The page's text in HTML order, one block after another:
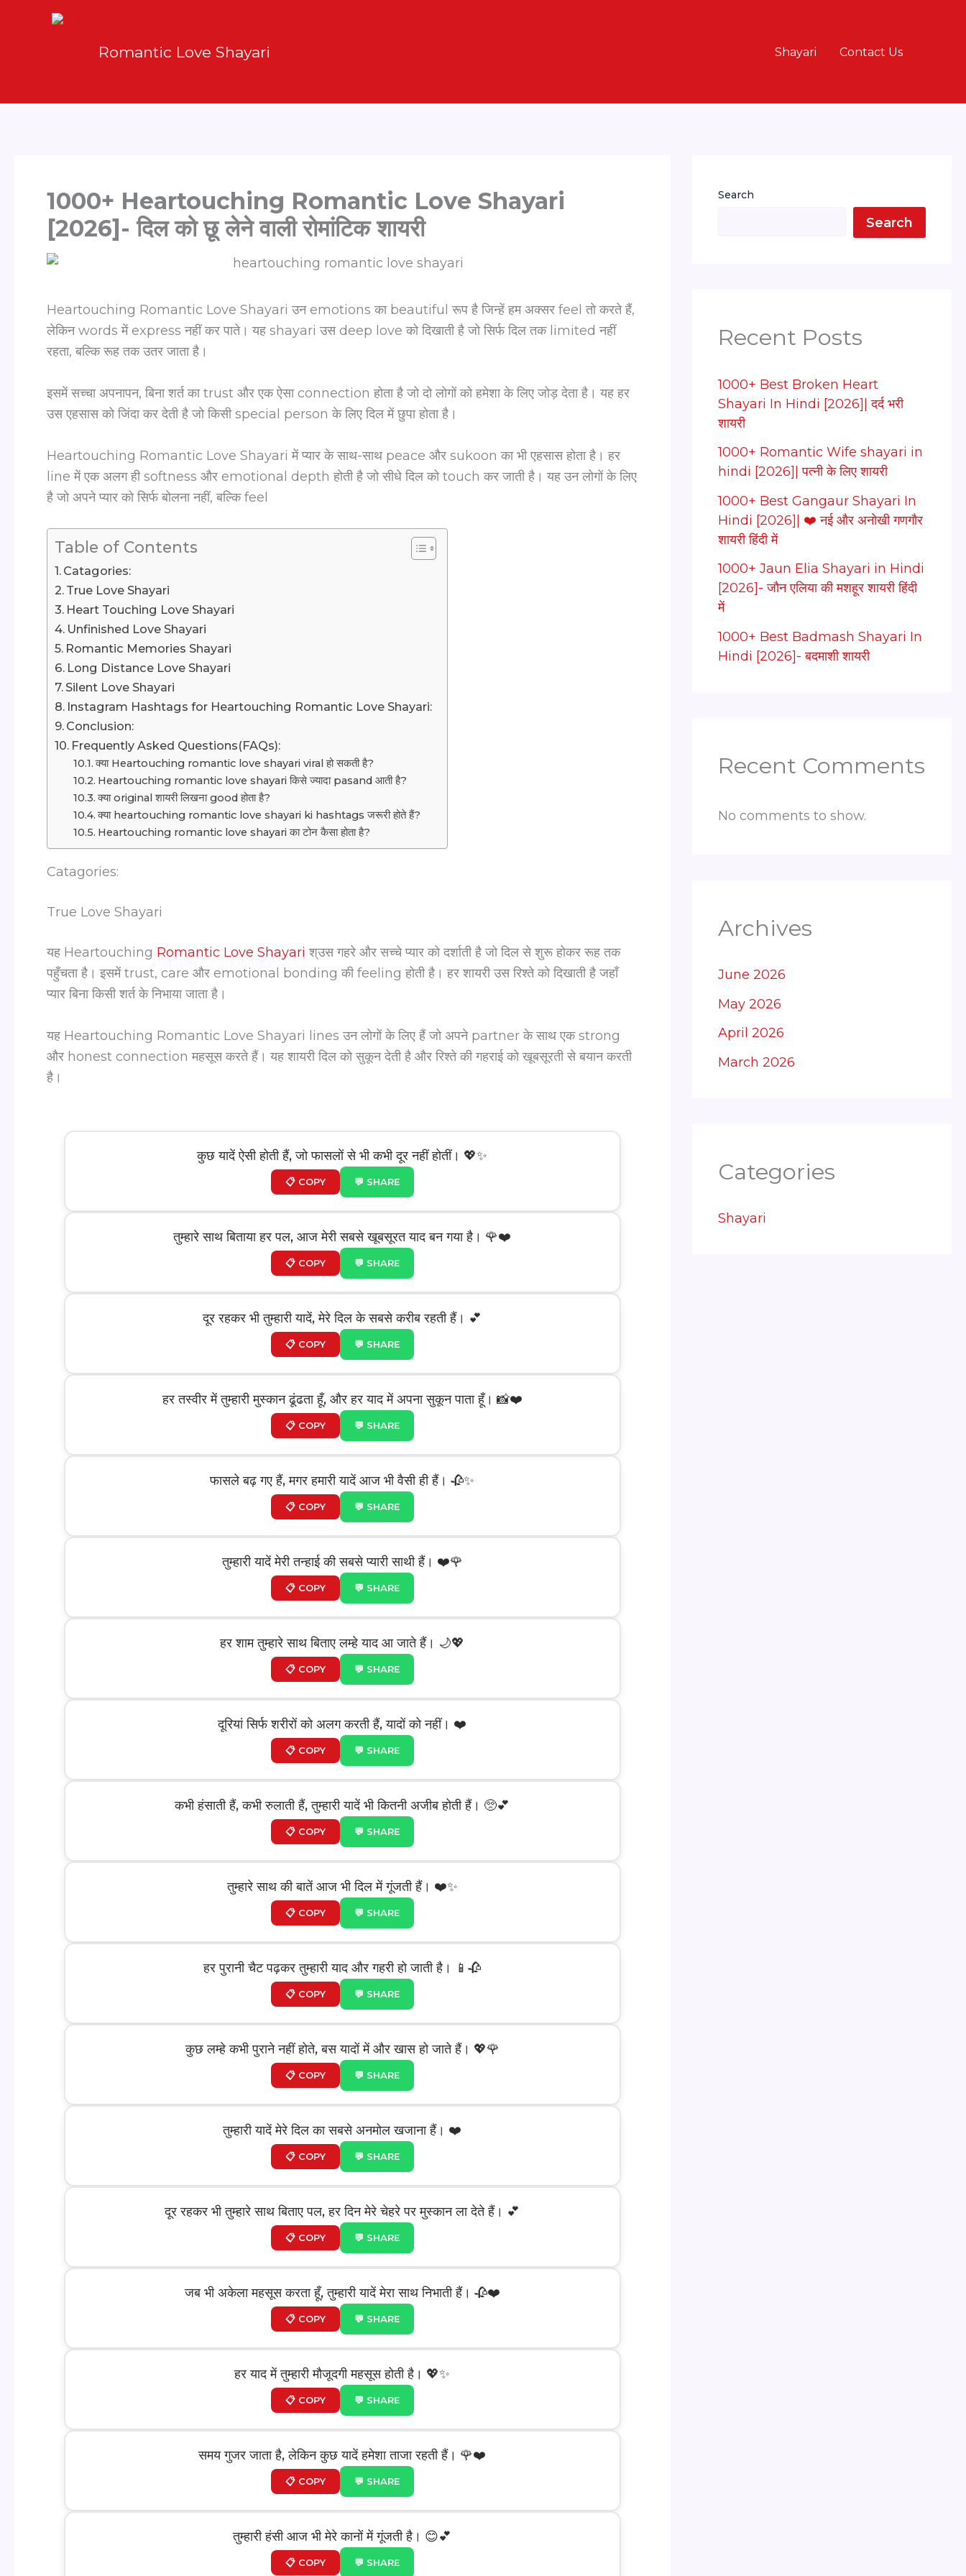
Romantic Love Shayari Shayari Contact Us
1000+ Heartouching Romantic Love Shayari
[2026]- दिल को छू लेने वाली रोमांटिक शायरी
Heartouching Romantic Love Shayari उन emotions का beautiful रूप है जिन्हें हम अक्सर feel तो करते हैं,
लेकिन words में express नहीं कर पाते। यह shayari उस deep love को दिखाती है जो सिर्फ दिल तक limited नहीं
रहता, बल्कि रूह तक उतर जाता है।
इसमें सच्चा अपनापन, बिना शर्त का trust और एक ऐसा connection होता है जो दो लोगों को हमेशा के लिए जोड़ देता है। यह हर
उस एहसास को जिंदा कर देती है जो किसी special person के लिए दिल में छुपा होता है।
Heartouching Romantic Love Shayari में प्यार के साथ-साथ peace और sukoon का भी एहसास होता है। हर
line में एक अलग ही softness और emotional depth होती है जो सीधे दिल को touch कर जाती है। यह उन लोगों के लिए
है जो अपने प्यार को सिर्फ बोलना नहीं, बल्कि feel
Table of Contents
Catagories:
True Love Shayari
Heart Touching Love Shayari
Unfinished Love Shayari
Romantic Memories Shayari
Long Distance Love Shayari
Silent Love Shayari
Instagram Hashtags for Heartouching Romantic Love Shayari:
Conclusion:
Frequently Asked Questions(FAQs):
क्या Heartouching romantic love shayari viral हो सकती है?
Heartouching romantic love shayari किसे ज्यादा pasand आती है?
क्या original शायरी लिखना good होता है?
क्या heartouching romantic love shayari ki hashtags जरूरी होते हैं?
Heartouching romantic love shayari का टोन कैसा होता है?
Catagories:
True Love Shayari
यह Heartouching Romantic Love Shayari श्उस गहरे और सच्चे प्यार को दर्शाती है जो दिल से शुरू होकर रूह तक
पहुँचता है। इसमें trust, care और emotional bonding की feeling होती है। हर शायरी उस रिश्ते को दिखाती है जहाँ
प्यार बिना किसी शर्त के निभाया जाता है।
यह Heartouching Romantic Love Shayari lines उन लोगों के लिए हैं जो अपने partner के साथ एक strong
और honest connection महसूस करते हैं। यह शायरी दिल को सुकून देती है और रिश्ते की गहराई को खूबसूरती से बयान करती
है।
कुछ यादें ऐसी होती हैं, जो फासलों से भी कभी दूर नहीं होतीं। 💖✨
📋 COPY 💬 SHARE
तुम्हारे साथ बिताया हर पल, आज मेरी सबसे खूबसूरत याद बन गया है। 🌹❤️
📋 COPY 💬 SHARE
दूर रहकर भी तुम्हारी यादें, मेरे दिल के सबसे करीब रहती हैं। 💕
📋 COPY 💬 SHARE
हर तस्वीर में तुम्हारी मुस्कान ढूंढता हूँ, और हर याद में अपना सुकून पाता हूँ। 📸❤️
📋 COPY 💬 SHARE
फासले बढ़ गए हैं, मगर हमारी यादें आज भी वैसी ही हैं। 🥀✨
📋 COPY 💬 SHARE
तुम्हारी यादें मेरी तन्हाई की सबसे प्यारी साथी हैं। ❤️🌹
📋 COPY 💬 SHARE
हर शाम तुम्हारे साथ बिताए लम्हे याद आ जाते हैं। 🌙💖
📋 COPY 💬 SHARE
दूरियां सिर्फ शरीरों को अलग करती हैं, यादों को नहीं। ❤️
📋 COPY 💬 SHARE
कभी हंसाती हैं, कभी रुलाती हैं, तुम्हारी यादें भी कितनी अजीब होती हैं। 🥺💕
📋 COPY 💬 SHARE
तुम्हारे साथ की बातें आज भी दिल में गूंजती हैं। ❤️✨
📋 COPY 💬 SHARE
हर पुरानी चैट पढ़कर तुम्हारी याद और गहरी हो जाती है। 📱🥀
📋 COPY 💬 SHARE
कुछ लम्हे कभी पुराने नहीं होते, बस यादों में और खास हो जाते हैं। 💖🌹
📋 COPY 💬 SHARE
तुम्हारी यादें मेरे दिल का सबसे अनमोल खजाना हैं। ❤️
📋 COPY 💬 SHARE
दूर रहकर भी तुम्हारे साथ बिताए पल, हर दिन मेरे चेहरे पर मुस्कान ला देते हैं। 💕
📋 COPY 💬 SHARE
जब भी अकेला महसूस करता हूँ, तुम्हारी यादें मेरा साथ निभाती हैं। 🥀❤️
📋 COPY 💬 SHARE
हर याद में तुम्हारी मौजूदगी महसूस होती है। 💖✨
📋 COPY 💬 SHARE
समय गुजर जाता है, लेकिन कुछ यादें हमेशा ताजा रहती हैं। 🌹❤️
📋 COPY 💬 SHARE
तुम्हारी हंसी आज भी मेरे कानों में गूंजती है। 😊💕
📋 COPY 💬 SHARE
Search
Search
Recent Posts
1000+ Best Broken Heart
Shayari In Hindi [2026]| दर्द भरी
शायरी
1000+ Romantic Wife shayari in
hindi [2026]| पत्नी के लिए शायरी
1000+ Best Gangaur Shayari In
Hindi [2026]| ❤️ नई और अनोखी गणगौर
शायरी हिंदी में
1000+ Jaun Elia Shayari in Hindi
[2026]- जौन एलिया की मशहूर शायरी हिंदी
में
1000+ Best Badmash Shayari In
Hindi [2026]- बदमाशी शायरी
Recent Comments
No comments to show.
Archives
June 2026
May 2026
April 2026
March 2026
Categories
Shayari